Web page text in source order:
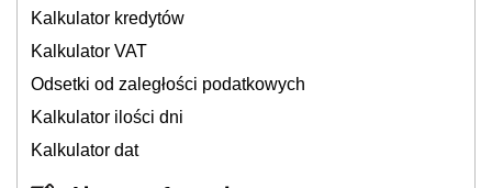
Kalkulator kredytów
Kalkulator VAT
Odsetki od zaległości podatkowych
Kalkulator ilości dni
Kalkulator dat